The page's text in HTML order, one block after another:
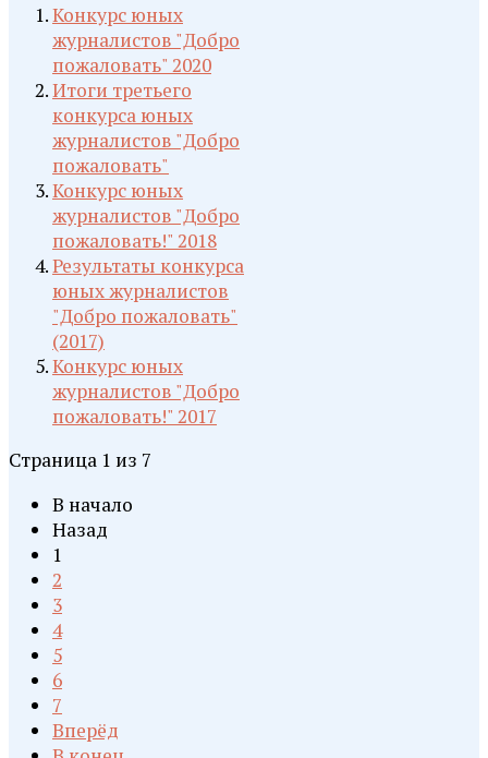
Конкурс юных
журналистов "Добро
пожаловать" 2020
Итоги третьего
конкурса юных
журналистов "Добро
пожаловать"
Конкурс юных
журналистов "Добро
пожаловать!" 2018
Результаты конкурса
юных журналистов
"Добро пожаловать"
(2017)
Конкурс юных
журналистов "Добро
пожаловать!" 2017
Страница 1 из 7
В начало
Назад
1
2
3
4
5
6
7
Вперёд